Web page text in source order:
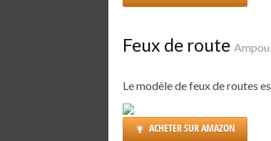
Feux de route
Le modèle de feux de routes
ACHETER SUR AMAZON